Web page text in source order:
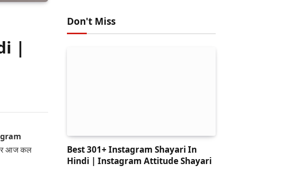
|
आज कल
Don't Miss
Best 301+ Instagram Shayari In
Hindi | Instagram Attitude Shayari